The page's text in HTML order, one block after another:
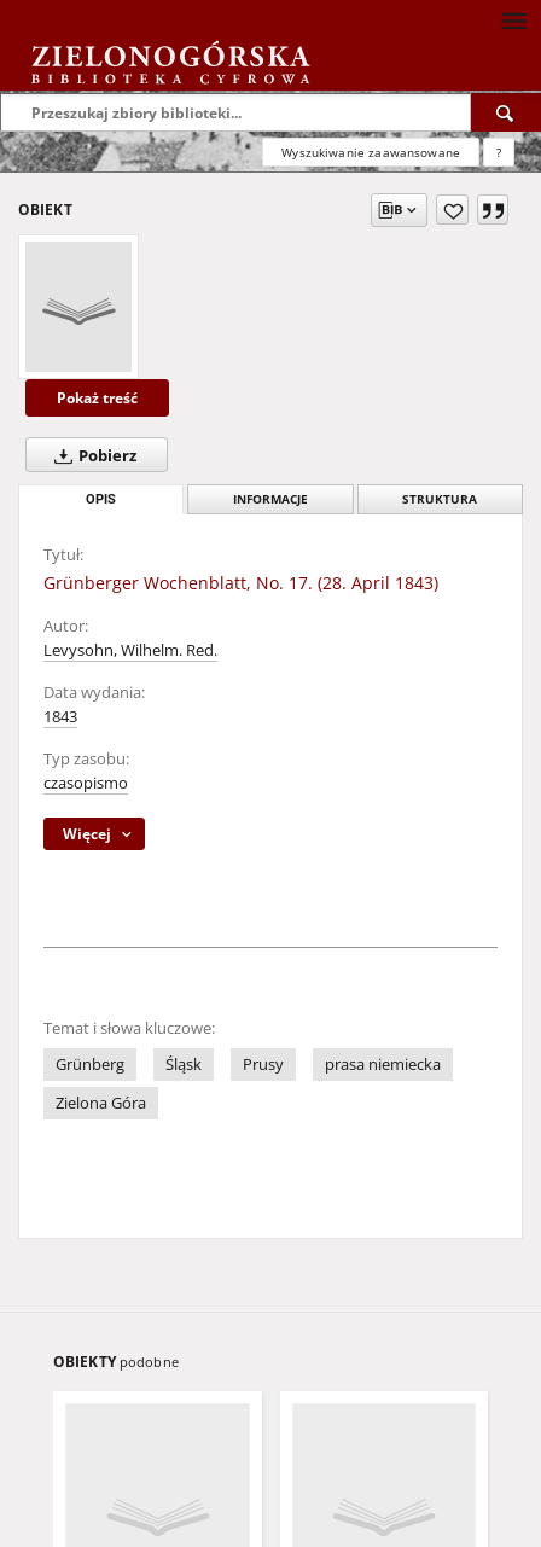
Wyszukiwanie zaawansowane ?
OBIEKT
Pokaż treść
Pobierz
OPIS INFORMACJE STRUKTURA
Tytuł:
Grünberger Wochenblatt, No. 17. (28. April 1843)
Autor:
Levysohn, Wilhelm. Red.
Data wydania:
1843
Typ zasobu:
czasopismo
Więcej
Temat i słowa kluczowe:
Grünberg
Śląsk Prusy
prasa niemiecka
Zielona Góra
OBIEKTY podobne